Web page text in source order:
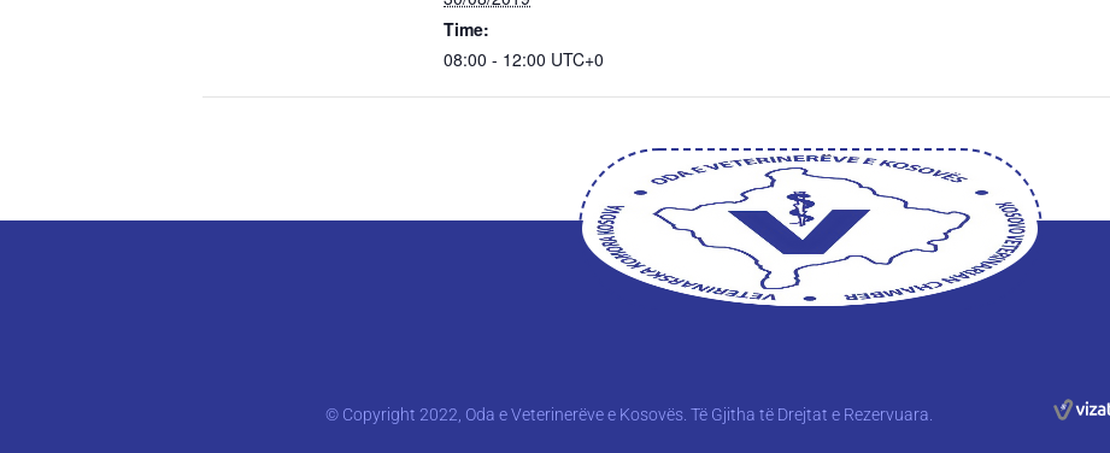
Time:
08:00 - 12:00 UTC+0
© Copyright 2022, Oda e Veterinerëve e Kosovës. Të Gjitha të Drejtat e Rezervuara.